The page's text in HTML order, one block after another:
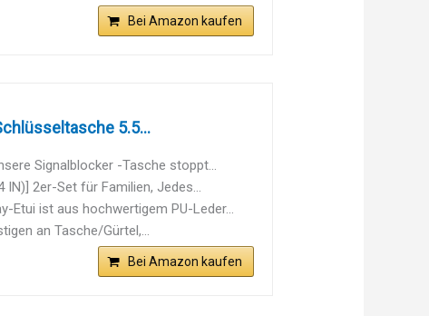
Bei Amazon kaufen
5.5...
Signalblocker -Tasche stoppt...
IN)] 2er-Set für Familien, Jedes...
Etui ist aus hochwertigem PU-Leder...
an Tasche/Gürtel,...
Bei Amazon kaufen